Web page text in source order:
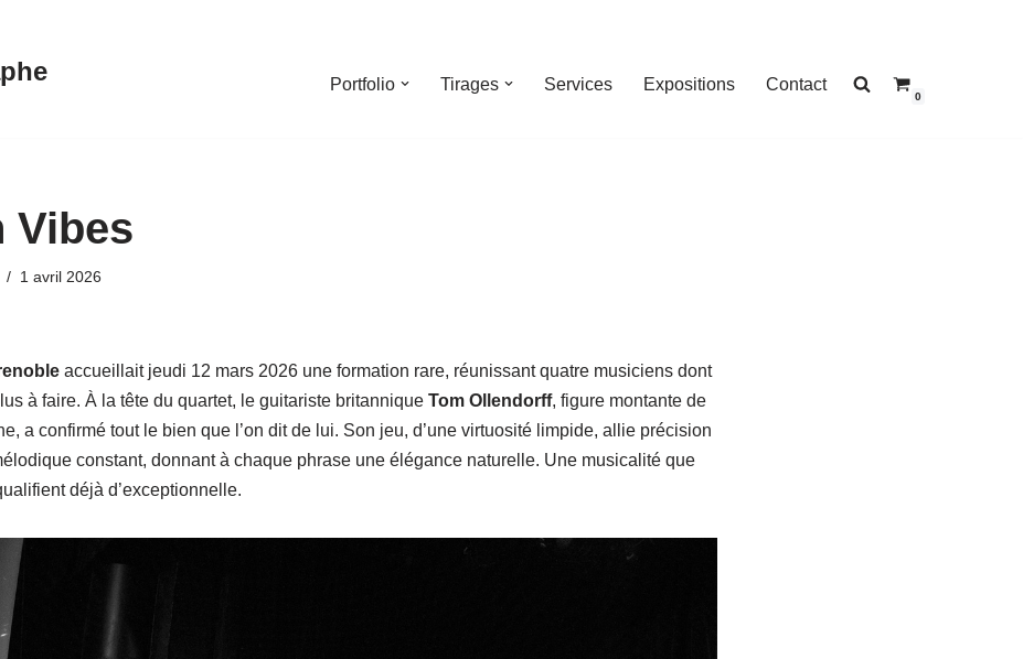
Portfolio Tirages Services Expositions Contact
0
Vibes
1 avril 2026
accueillait jeudi 12 mars 2026 une formation rare, réunissant quatre musiciens dont
à faire. À la tête du quartet, le guitariste britannique Tom Ollendorff, figure montante de
a confirmé tout le bien que l’on dit de lui. Son jeu, d’une virtuosité limpide, allie précision
constant, donnant à chaque phrase une élégance naturelle. Une musicalité que
déjà d’exceptionnelle.